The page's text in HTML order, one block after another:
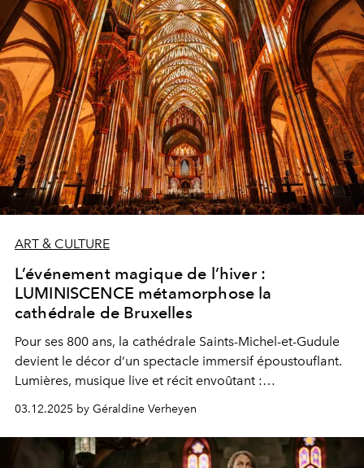
ART & CULTURE
L’événement magique de l’hiver :
LUMINISCENCE métamorphose la
cathédrale de Bruxelles
Pour ses 800 ans, la cathédrale Saints-Michel-et-Gudule
devient le décor d’un spectacle immersif époustouflant.
Lumières, musique live et récit envoûtant :
LUMINISCENCE promet une expérience incontournable.
03.12.2025 by Géraldine Verheyen